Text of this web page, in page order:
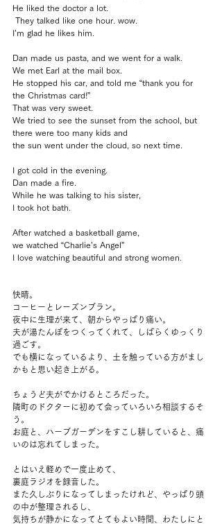
He liked the doctor a lot.
They talked like one hour. wow.
I’m glad he likes him.
Dan made us pasta, and we went for a walk.
We met Earl at the mail box.
He stopped his car, and told me “thank you for
the Christmas card!”
That was very sweet.
We tried to see the sunset from the school, but
there were too many kids and
the sun went under the cloud, so next time.
I got cold in the evening.
Dan made a fire.
While he was talking to his sister,
I took hot bath.
After watched a basketball game,
we watched “Charlie’s Angel”
I love watching beautiful and strong women.
快晴。
コーヒーとレーズンブラン。
夜中に生理が来て、朝からやっぱり痛い。
夫が湯たんぽをつくってくれて、しばらくゆっくり
過ごす。
でも横になっているより、土を触っている方がまし
かもと思い起き上がる。
ちょうど夫がでかけるところだった。
隣町のドクターに初めて会っていろいろ相談するそ
う。
お庭と、ハーブガーデンをすこし耕していると、痛
いのは忘れてしまった。
とはいえ軽めで一度止めて、
裏庭ラジオを録音した。
また久しぶりになってしまったけれど、やっぱり頭
の中が整理されるし、
気持ちが静かになってとてもよい時間、わたしにと